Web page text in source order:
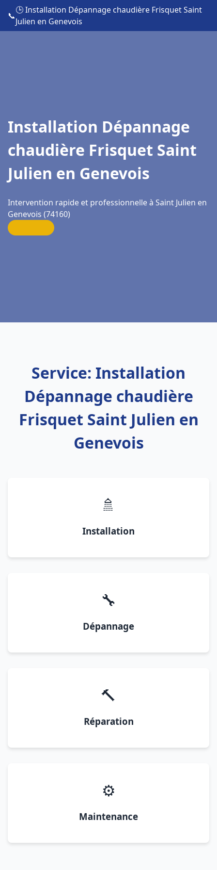
📞
🕒 Installation Dépannage chaudière Frisquet Saint
Julien en Genevois
Installation Dépannage
chaudière Frisquet Saint
Julien en Genevois
Intervention rapide et professionnelle à Saint Julien en
Genevois (74160)
Service: Installation
Dépannage chaudière
Frisquet Saint Julien en
Genevois
🚿
Installation
🔧
Dépannage
🔨
Réparation
⚙️
Maintenance